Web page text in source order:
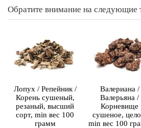
Обратите внимание на следующие
Лопух / Репейник /
Корень сушеный,
резаный, высший
сорт, min вес 100
грамм
Валериана /
Валерьяна /
Корневище
сушеное,
min вес 100